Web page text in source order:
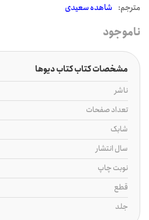
مترجم: شاهده سعیدی
ناموجود
مشخصات کتاب کتاب دیوها
ناشر
تعداد صفحات
شابک
سال انتشار
نوبت چاپ
قطع
جلد